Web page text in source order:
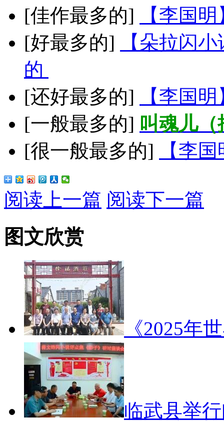
[佳作最多的]
【李国
[好最多的]
【朵拉闪
的
[还好最多的]
【李国
[一般最多的] 叫魂儿
[很一般最多的]
【李
阅读上一篇 阅读下一篇
图文欣赏
《2025年
临武县举